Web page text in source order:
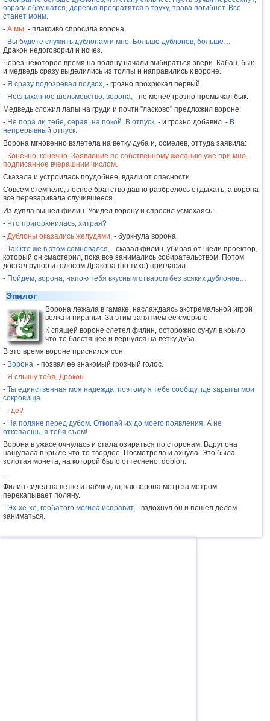
овраги обрушатся, деревья превратятся в труху, трава погибнет. Все
станет моим.
- А мы, - плаксиво спросила ворона.
- Вы будете служить дублонам и мне. Больше дублонов, больше… -
Дракон недоговорил и исчез.
Через некоторое время на поляну начали выбираться звери. Кабан, бык
и медведь сразу выделились из толпы и направились к вороне.
- Я сразу подозревал подвох, - грозно прохрюкал первый.
- Неслыханное шельмовство, ворона, - не менее грозно промычал бык.
Медведь сложил лапы на груди и почти "ласково" предложил вороне:
- Не пора ли тебе, серая, на покой. В отпуск, - и грозно добавил. - В
непрерывный отпуск.
Ворона мгновенно взлетела на ветку дуба и, осмелев, оттуда заявила:
- Конечно, конечно. Заявление по собственному желанию уже при мне,
подписанное вчерашним числом.
Сказала и устроилась поудобнее, вдали от опасности.
Совсем стемнело, лесное братство давно разбрелось отдыхать, а ворона
все переваривала случившееся.
Из дупла вышел филин. Увидел ворону и спросил усмехаясь:
- Что пригорюнилась, хитрая?
- Дублоны оказались желудями, - буркнула ворона.
- Так кто же в этом сомневался, - сказал филин, убирая от щели проектор,
который он смастерил, пока все занимались собирательством. Потом
достал рупор и голосом Дракона (но тихо) пригласил:
- Пойдем, ворона, напою тебя вкусным отваром без всяких дублонов…
Эпилог
Ворона лежала в гамаке, наслаждаясь экстремальной игрой
волка и пираньи. За этим занятием ее сморило.
К спящей вороне слетел филин, осторожно сунул в крыло
что-то блестящее и вернулся на ветку дуба.
В это время вороне приснился сон.
- Ворона, - позвал ее знакомый грозный голос.
- Я слышу тебя, Дракон.
- Ты единственная моя надежда, поэтому я тебе сообщу, где зарыты мои
сокровища.
- Где?
- На поляне перед дубом. Откопай их до моего появления. А не
откопаешь, я тебя съем!
Ворона в ужасе очнулась и стала озираться по сторонам. Вдруг она
нащупала в крыле что-то твердое. Посмотрела и ахнула. Это была
золотая монета, на которой было оттеснено: doblón.
...
Филин сидел на ветке и наблюдал, как ворона метр за метром
перекапывает поляну.
- Эх-хе-хе, горбатого могила исправит, - вздохнул он и пошел делом
заниматься.